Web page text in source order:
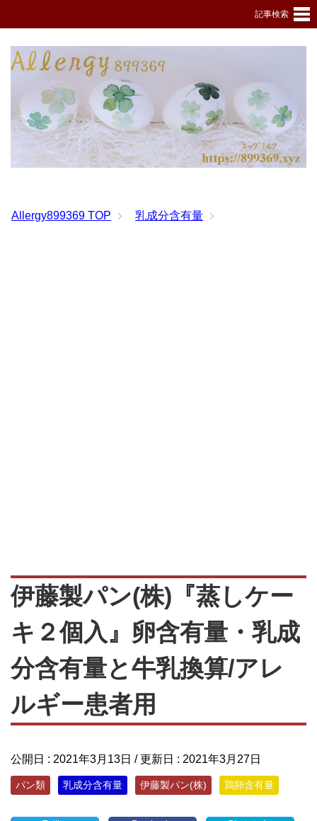
記事検索
Allergy899369 TOP 乳成分含有量
伊藤製パン(株)『蒸しケー
キ２個入』卵含有量・乳成
分含有量と牛乳換算/アレ
ルギー患者用
公開日 : 2021年3月13日 / 更新日 : 2021年3月27日
パン類 乳成分含有量 伊藤製パン(株) 鶏卵含有量